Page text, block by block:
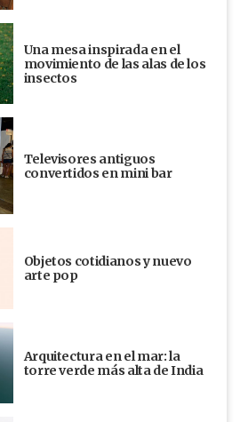
Una mesa inspirada en el
movimiento de las alas de los
insectos
Televisores antiguos
convertidos en mini bar
Objetos cotidianos y nuevo
arte pop
Arquitectura en el mar: la
torre verde más alta de India